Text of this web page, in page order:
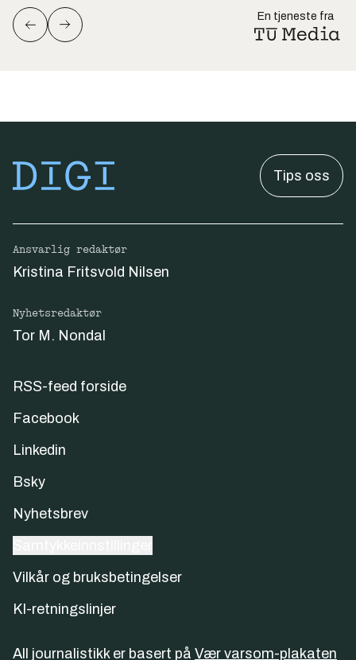
En tjeneste fra
Tips oss
Ansvarlig redaktør
Kristina Fritsvold Nilsen
Nyhetsredaktør
Tor M. Nondal
RSS-feed forside
Facebook
Linkedin
Bsky
Nyhetsbrev
Vilkår og bruksbetingelser
KI-retningslinjer
All journalistikk er basert på Vær varsom-plakaten